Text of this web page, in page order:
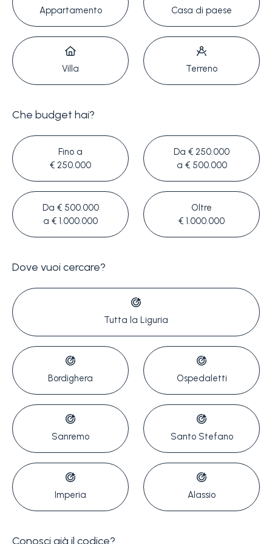
Appartamento Casa di paese
Villa Terreno
Che budget hai?
Fino a
€ 250.000
Da € 250.000
a € 500.000
Da € 500.000
a € 1.000.000
Oltre
€ 1.000.000
Dove vuoi cercare?
Tutta la Liguria
Bordighera Ospedaletti
Sanremo Santo Stefano
Imperia Alassio
Conosci già il codice?
servizi
La
Blog
Contatti
Preferiti
0)
Tipologia
multiscelta
Qualsiasi
Residenziali
Terreni
Camere
minime
Qualsiasi